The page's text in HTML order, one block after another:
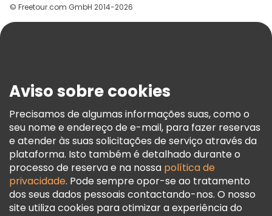
Ajuda
Termos E Informações Legais
Política De Cookies
Freetour Prémios
Programa De Fidelidade
© Freetour.com GmbH 2014-2026
Aviso sobre cookies
Precisamos de algumas informações suas, como o
seu nome e endereço de e-mail, para fazer reservas
e atender às suas solicitações de serviço através da
plataforma. Isto também é detalhado durante o
processo de reserva e na nossa política de
privacidade. Pode sempre opor-se ao tratamento
dos seus dados pessoais contactando-nos. O nosso
site utiliza cookies para otimizar a experiência do